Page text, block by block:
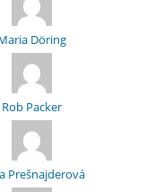
Döring
Rob Packer
Prešnajderová